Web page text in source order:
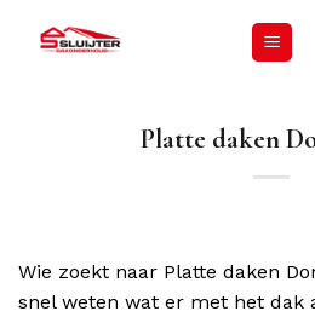
Platte daken
Wie zoekt naar Platte daken
snel weten wat er met het dak